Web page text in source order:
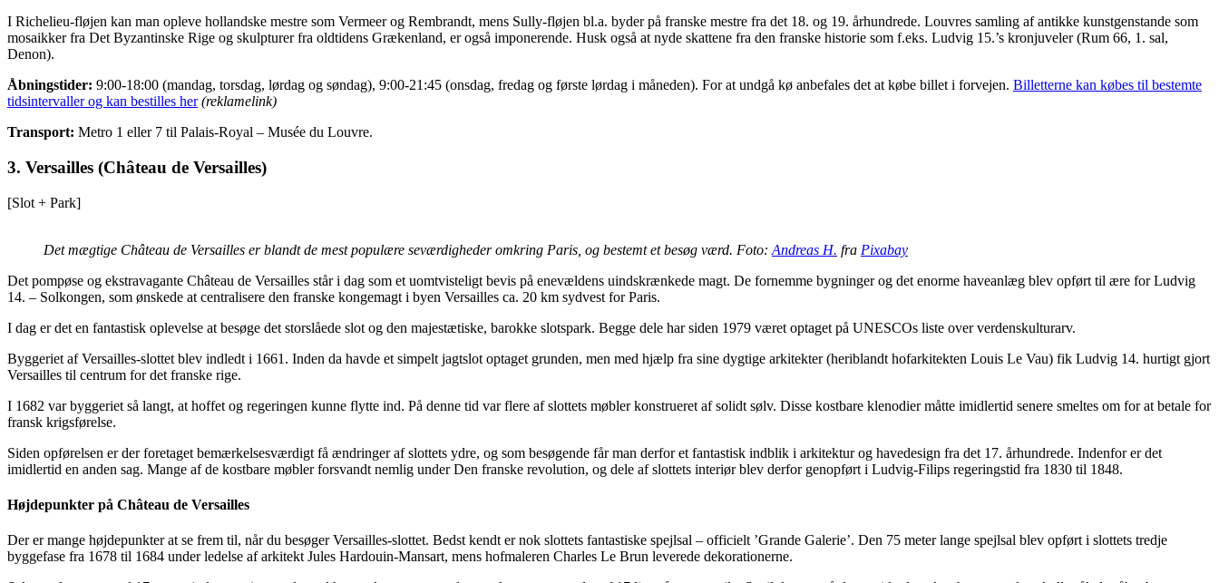
I Richelieu-fløjen kan man opleve hollandske mestre som Vermeer og Rembrandt, mens Sully-fløjen bl.a. byder på franske mestre fra det 18. og 19. århundrede. Louvres samling af antikke kunstgenstande som
mosaikker fra Det Byzantinske Rige og skulpturer fra oldtidens Grækenland, er også imponerende. Husk også at nyde skattene fra den franske historie som f.eks. Ludvig 15.’s kronjuveler (Rum 66, 1. sal,
Denon).
Åbningstider: 9:00-18:00 (mandag, torsdag, lørdag og søndag), 9:00-21:45 (onsdag, fredag og første lørdag i måneden). For at undgå kø anbefales det at købe billet i forvejen. Billetterne kan købes til bestemte
tidsintervaller og kan bestilles her (reklamelink)
Transport: Metro 1 eller 7 til Palais-Royal – Musée du Louvre.
3. Versailles (Château de Versailles)
[Slot + Park]
Det mægtige Château de Versailles er blandt de mest populære seværdigheder omkring Paris, og bestemt et besøg værd. Foto: Andreas H. fra Pixabay
Det pompøse og ekstravagante Château de Versailles står i dag som et uomtvisteligt bevis på enevældens uindskrænkede magt. De fornemme bygninger og det enorme haveanlæg blev opført til ære for Ludvig
14. – Solkongen, som ønskede at centralisere den franske kongemagt i byen Versailles ca. 20 km sydvest for Paris.
I dag er det en fantastisk oplevelse at besøge det storslåede slot og den majestætiske, barokke slotspark. Begge dele har siden 1979 været optaget på UNESCOs liste over verdenskulturarv.
Byggeriet af Versailles-slottet blev indledt i 1661. Inden da havde et simpelt jagtslot optaget grunden, men med hjælp fra sine dygtige arkitekter (heriblandt hofarkitekten Louis Le Vau) fik Ludvig 14. hurtigt gjort
Versailles til centrum for det franske rige.
I 1682 var byggeriet så langt, at hoffet og regeringen kunne flytte ind. På denne tid var flere af slottets møbler konstrueret af solidt sølv. Disse kostbare klenodier måtte imidlertid senere smeltes om for at betale for
fransk krigsførelse.
Siden opførelsen er der foretaget bemærkelsesværdigt få ændringer af slottets ydre, og som besøgende får man derfor et fantastisk indblik i arkitektur og havedesign fra det 17. århundrede. Indenfor er det
imidlertid en anden sag. Mange af de kostbare møbler forsvandt nemlig under Den franske revolution, og dele af slottets interiør blev derfor genopført i Ludvig-Filips regeringstid fra 1830 til 1848.
Højdepunkter på Château de Versailles
Der er mange højdepunkter at se frem til, når du besøger Versailles-slottet. Bedst kendt er nok slottets fantastiske spejlsal – officielt ’Grande Galerie’. Den 75 meter lange spejlsal blev opført i slottets tredje
byggefase fra 1678 til 1684 under ledelse af arkitekt Jules Hardouin-Mansart, mens hofmaleren Charles Le Brun leverede dekorationerne.